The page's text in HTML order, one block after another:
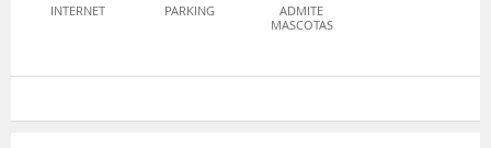
INTERNET PARKING
ADMITE
MASCOTAS